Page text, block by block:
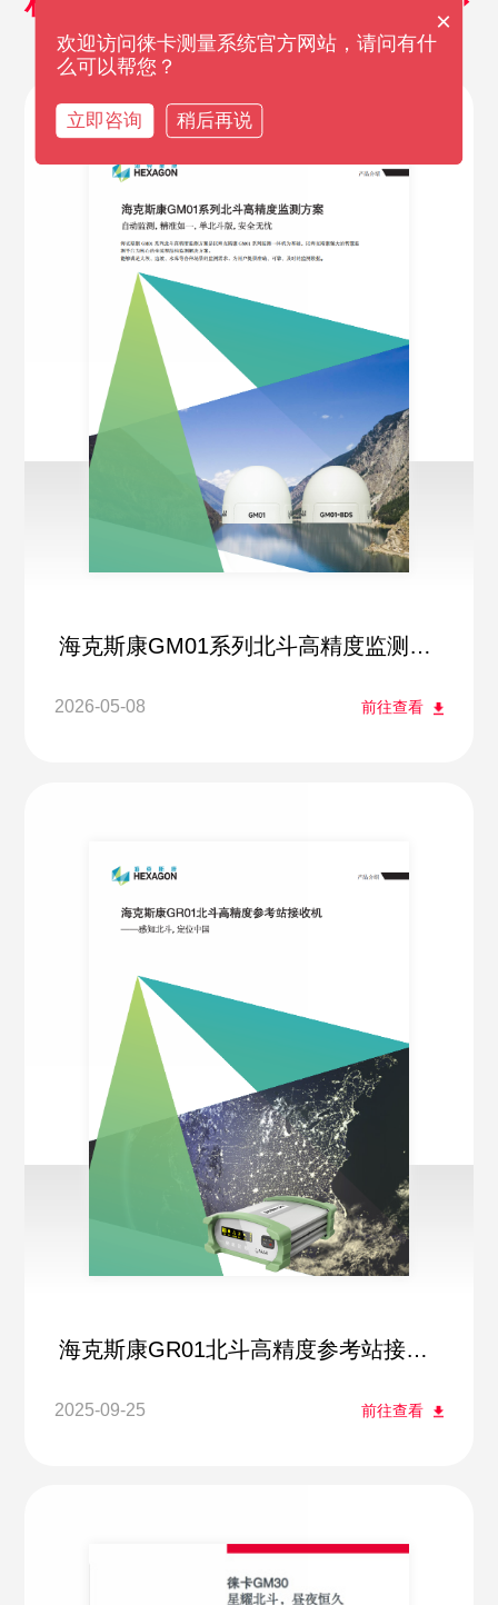
海克斯康GM01系列北斗高精度监测方
2026-05-08 前往查看
海克斯康GR01北斗高精度参考站接收
2025-09-25 前往查看
×
欢迎访问徕卡测量系统官方网站，请问有什
么可以帮您？
立即咨询 稍后再说